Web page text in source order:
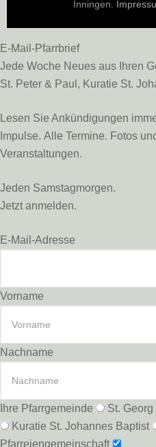
Inningen.
E-Mail-Pfarrbrief
Jede Woche Neues aus Ihren
St. Peter & Paul, Kuratie St.
Lesen Sie Ankündigungen
Impulse. Alle Termine. Fotos
Veranstaltungen.
Jeden Samstagmorgen.
Jetzt anmelden.
E-Mail-Adresse
Vorname
Nachname
Ihre Pfarrgemeinde St. Georg
Kuratie St. Johannes Baptist
Pfarreiengemeinschaft